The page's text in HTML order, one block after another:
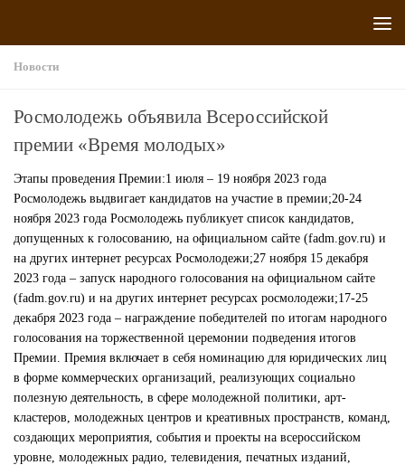
Новости
Росмолодежь объявила Всероссийской
премии «Время молодых»
Этапы проведения Премии:1 июля – 19 ноября 2023 года
Росмолодежь выдвигает кандидатов на участие в премии;20-24
ноября 2023 года Росмолодежь публикует список кандидатов,
допущенных к голосованию, на официальном сайте (fadm.gov.ru) и
на других интернет ресурсах Росмолодежи;27 ноября 15 декабря
2023 года – запуск народного голосования на официальном сайте
(fadm.gov.ru) и на других интернет ресурсах росмолодежи;17-25
декабря 2023 года – награждение победителей по итогам народного
голосования на торжественной церемонии подведения итогов
Премии. Премия включает в себя номинацию для юридических лиц
в форме коммерческих организаций, реализующих социально
полезную деятельность, в сфере молодежной политики, арт-
кластеров, молодежных центров и креативных пространств, команд,
создающих мероприятия, события и проекты на всероссийском
уровне, молодежных радио, телевидения, печатных изданий,